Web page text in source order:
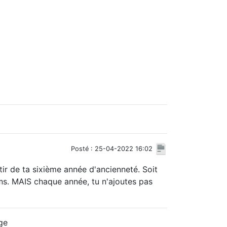
Posté : 25-04-2022 16:02
de ta sixième année d'ancienneté. Soit
MAIS chaque année, tu n'ajoutes pas